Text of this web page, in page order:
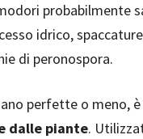
probabilmente
idrico,
di peronospora.
perfette o meno,
dalle piante.